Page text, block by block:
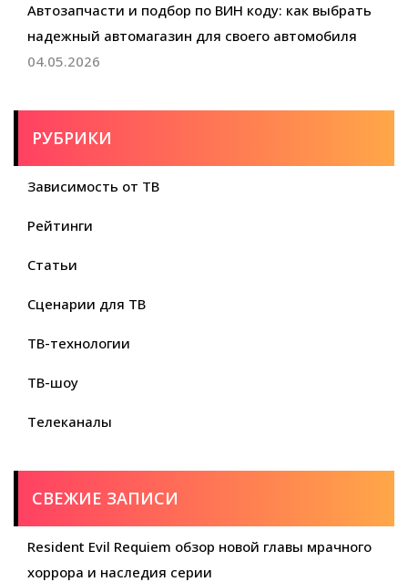
Автозапчасти и подбор по ВИН коду: как выбрать
надежный автомагазин для своего автомобиля
04.05.2026
РУБРИКИ
Зависимость от ТВ
Рейтинги
Статьи
Сценарии для ТВ
ТВ-технологии
ТВ-шоу
Телеканалы
СВЕЖИЕ ЗАПИСИ
Resident Evil Requiem обзор новой главы мрачного
хоррора и наследия серии